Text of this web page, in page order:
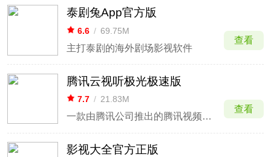
泰剧兔App官方版
6.6 / 69.75M
主打泰剧的海外剧场影视软件
查看
腾讯云视听极光极速版
7.7 / 21.83M
一款由腾讯公司推出的腾讯视频电视极速版本。
查看
影视大全官方正版